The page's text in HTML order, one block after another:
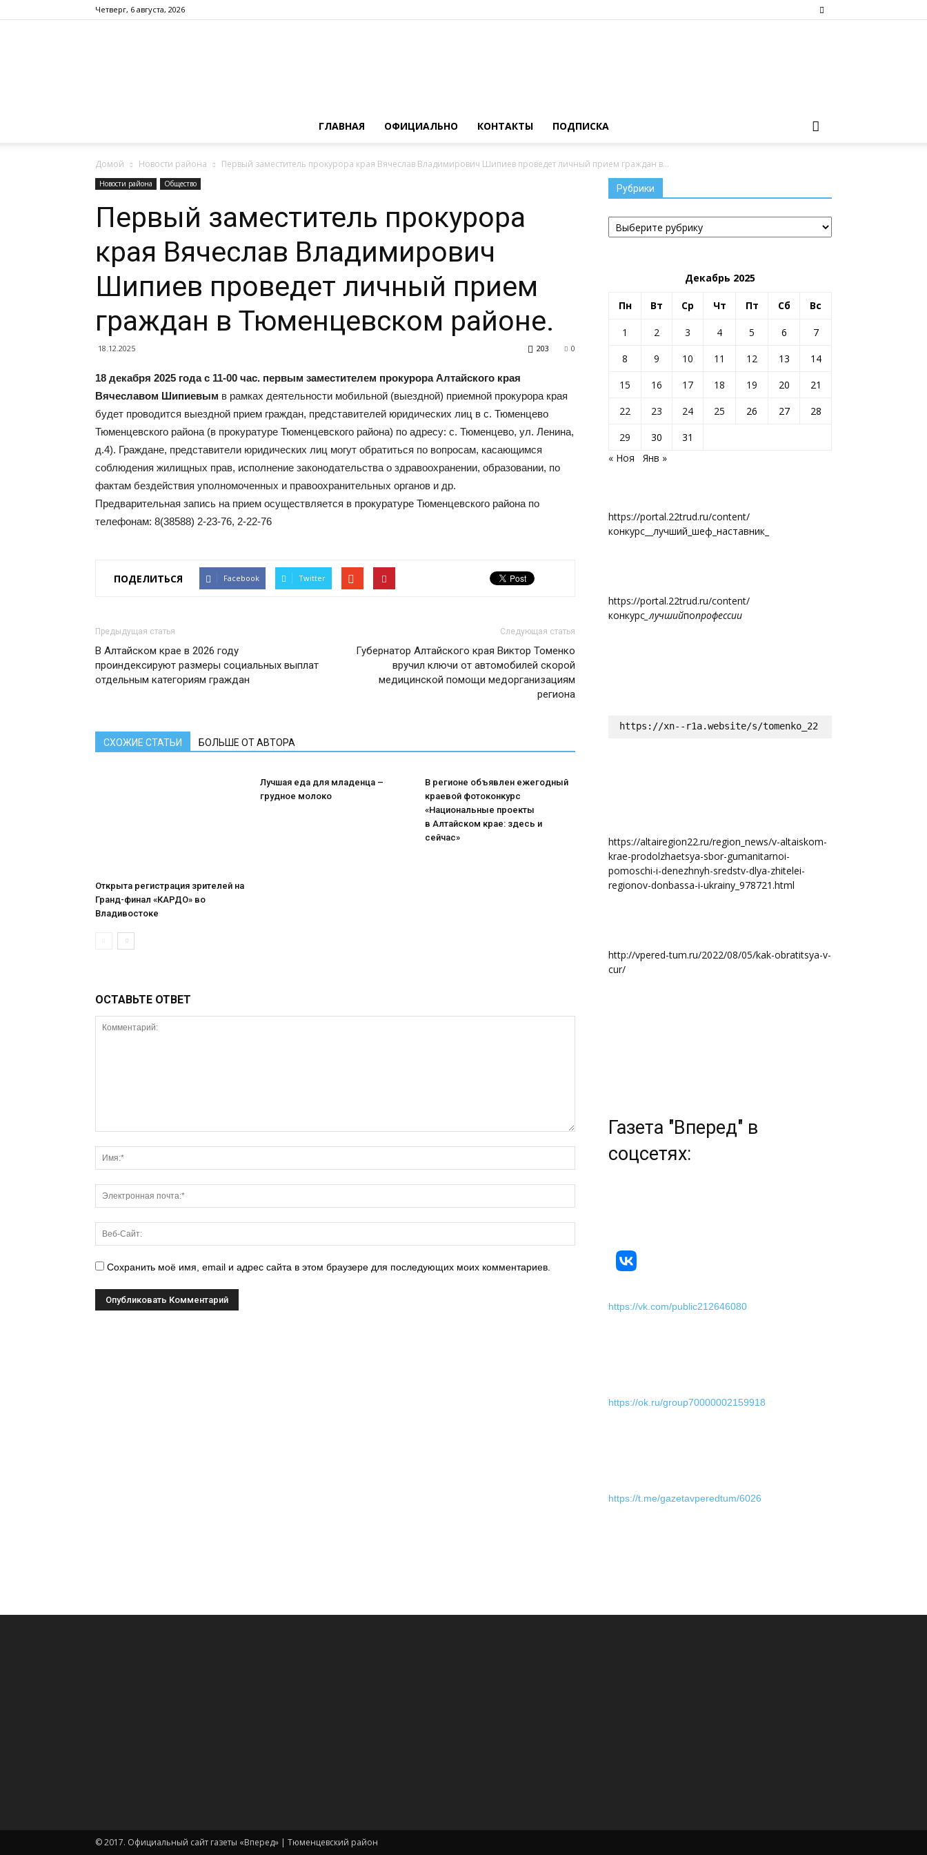
Четверг, 6 августа, 2026
газеты
«Вперед»
|
район
ГЛАВНАЯ ОФИЦИАЛЬНО КОНТАКТЫ ПОДПИСКА
Домой Новости района Первый заместитель прокурора края Вячеслав Владимирович Шипиев проведет личный прием граждан в...
Новости района Общество
Первый заместитель прокурора
края Вячеслав Владимирович
Шипиев проведет личный прием
граждан в Тюменцевском районе.
18.12.2025 0
203
18 декабря 2025 года с 11-00 час. первым заместителем прокурора Алтайского края
Вячеславом Шипиевым в рамках деятельности мобильной (выездной) приемной прокурора края
будет проводится выездной прием граждан, представителей юридических лиц в с. Тюменцево
Тюменцевского района (в прокуратуре Тюменцевского района) по адресу: с. Тюменцево, ул. Ленина,
д.4). Граждане, представители юридических лиц могут обратиться по вопросам, касающимся
соблюдения жилищных прав, исполнение законодательства о здравоохранении, образовании, по
фактам бездействия уполномоченных и правоохранительных органов и др.
Предварительная запись на прием осуществляется в прокуратуре Тюменцевского района по
телефонам: 8(38588) 2-23-76, 2-22-76
ПОДЕЛИТЬСЯ Facebook Twitter
Предыдущая статья
В Алтайском крае в 2026 году
проиндексируют размеры социальных выплат
отдельным категориям граждан
Следующая статья
Губернатор Алтайского края Виктор Томенко
вручил ключи от автомобилей скорой
медицинской помощи медорганизациям
региона
СХОЖИЕ СТАТЬИ БОЛЬШЕ ОТ АВТОРА
Открыта регистрация зрителей на
Гранд-финал «КАРДО» во
Владивостоке
Лучшая еда для младенца –
грудное молоко
В регионе объявлен ежегодный
краевой фотоконкурс
«Национальные проекты
в Алтайском крае: здесь и
сейчас»
ОСТАВЬТЕ ОТВЕТ
Сохранить моё имя, email и адрес сайта в этом браузере для последующих моих комментариев.
Рубрики
Рубрики
Декабрь 2025
Пн Вт Ср Чт Пт Сб Вс
1 2 3 4 5 6
7
8
9 10 11 12 13
14
15
16 17 18 19 20
21
22
23 24 25 26 27
28
29
30
31
« Ноя
Янв »
https://portal.22trud.ru/content/
конкурс__лучший_шеф_наставник_
https://portal.22trud.ru/content/
конкурс _лучшийпопрофессии
https://xn--r1a.website/s/tomenko_22
https://altairegion22.ru/region_news/v-altaiskom-
krae-prodolzhaetsya-sbor-gumanitarnoi-
pomoschi-i-denezhnyh-sredstv-dlya-zhitelei-
regionov-donbassa-i-ukrainy_978721.html
http://vpered-tum.ru/2022/08/05/kak-obratitsya-v-
cur/
Газета "Вперед" в
соцсетях:
https://vk.com/public212646080
https://ok.ru/group70000002159918
https://t.me/gazetavperedtum/6026
© 2017. Официальный сайт газеты «Вперед» | Тюменцевский район